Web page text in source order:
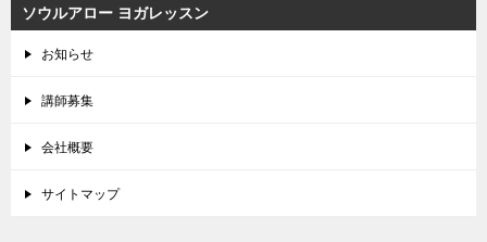
ソウルアロー ヨガレッスン
お知らせ
講師募集
会社概要
サイトマップ